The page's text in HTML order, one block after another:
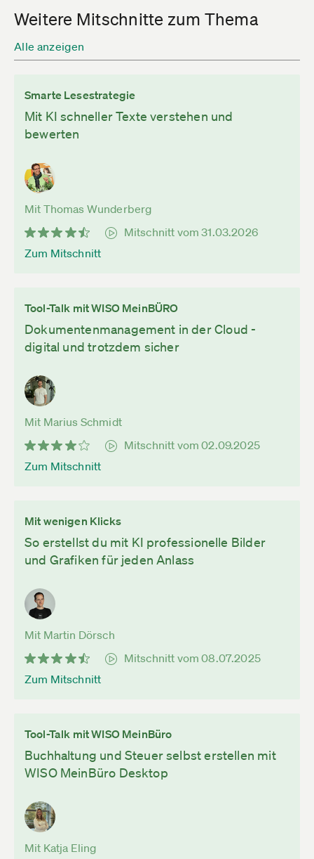
Weitere Mitschnitte zum Thema
Alle anzeigen
Smarte Lesestrategie
Mit KI schneller Texte verstehen und
bewerten
Mit Thomas Wunderberg
Mitschnitt vom 31.03.2026
Zum Mitschnitt
Tool-Talk mit WISO MeinBÜRO
Dokumentenmanagement in der Cloud -
digital und trotzdem sicher
Mit Marius Schmidt
Mitschnitt vom 02.09.2025
Zum Mitschnitt
Mit wenigen Klicks
So erstellst du mit KI professionelle Bilder
und Grafiken für jeden Anlass
Mit Martin Dörsch
Mitschnitt vom 08.07.2025
Zum Mitschnitt
Tool-Talk mit WISO MeinBüro
Buchhaltung und Steuer selbst erstellen mit
WISO MeinBüro Desktop
Mit Katja Eling